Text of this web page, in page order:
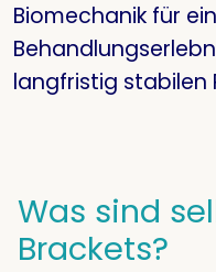
Biomechanik für
langfristig stabilen
Was sind
Brackets?